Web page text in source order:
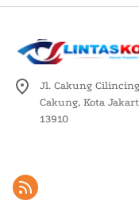
Jl. Cakung Cilincing
Cakung, Kota
13910